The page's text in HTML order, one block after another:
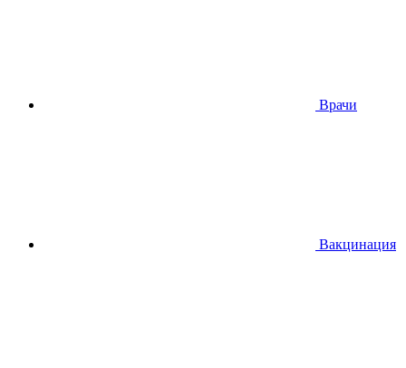
Врачи
Вакцинация